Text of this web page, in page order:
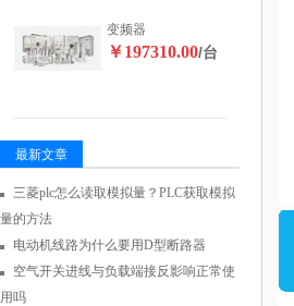
变频器
￥197310.00/台
最新文章
三菱plc怎么读取模拟量？PLC获取模拟
量的方法
电动机线路为什么要用D型断路器
空气开关进线与负载端接反影响正常使
用吗